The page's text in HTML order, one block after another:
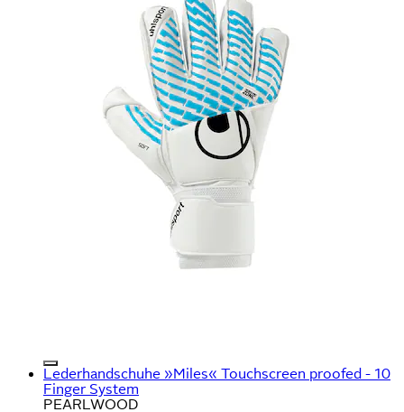
Lederhandschuhe »Miles« Touchscreen proofed - 10
Finger System
PEARLWOOD